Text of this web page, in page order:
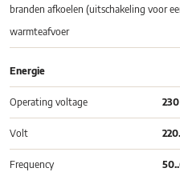
branden afkoelen (uitschakeling voor
warmteafvoer
Energie
Operating voltage
Volt
Frequency